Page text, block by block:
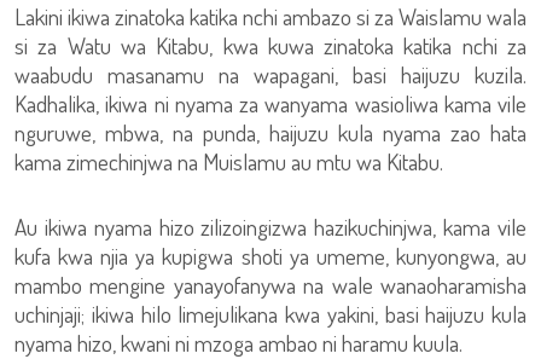
Lakini ikiwa zinatoka katika nchi ambazo si za Waislamu wala
si za Watu wa Kitabu, kwa kuwa zinatoka katika nchi za
waabudu masanamu na wapagani, basi haijuzu kuzila.
Kadhalika, ikiwa ni nyama za wanyama wasioliwa kama vile
nguruwe, mbwa, na punda, haijuzu kula nyama zao hata
kama zimechinjwa na Muislamu au mtu wa Kitabu.
Au ikiwa nyama hizo zilizoingizwa hazikuchinjwa, kama vile
kufa kwa njia ya kupigwa shoti ya umeme, kunyongwa, au
mambo mengine yanayofanywa na wale wanaoharamisha
uchinjaji; ikiwa hilo limejulikana kwa yakini, basi haijuzu kula
nyama hizo, kwani ni mzoga ambao ni haramu kuula.